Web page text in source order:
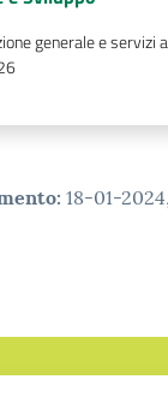
generale e servizi
: 18-01-